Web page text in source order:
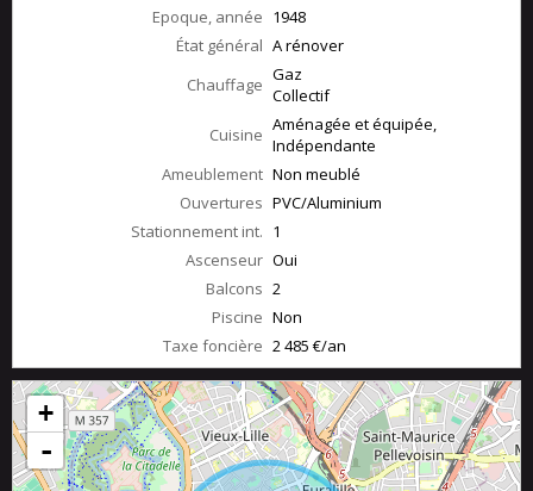
Epoque, année 1948
État général A rénover
Chauffage Gaz
Collectif
Cuisine Aménagée et équipée,
Indépendante
Ameublement Non meublé
Ouvertures PVC/Aluminium
Stationnement int. 1
Ascenseur Oui
Balcons 2
Piscine Non
Taxe foncière 2 485 €/an
+
-